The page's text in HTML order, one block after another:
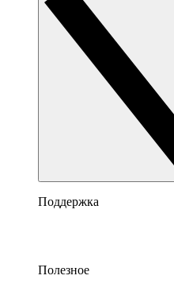
Поддержка
Полезное